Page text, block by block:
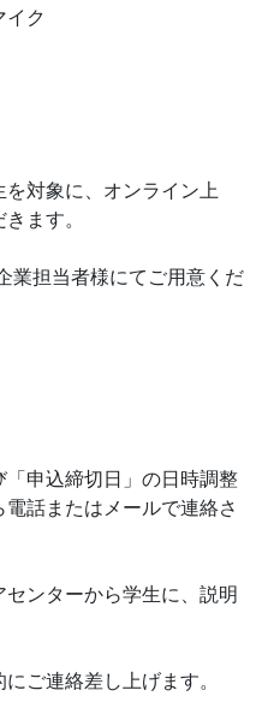
イク
対象に、オンライン上
ます。
業担当者様にてご用意くだ
申込締切日」の日時調整
話またはメールで連絡さ
センターから学生に、説明
ご連絡差し上げます。